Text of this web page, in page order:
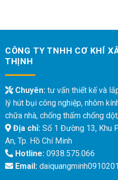
CÔNG TY TNHH CƠ KHÍ
THỊNH
Chuyên:tư vấn thiết kế và
lý hút bụi công nghiệp, nhôm
chữa nhà, chống thấm chống
Địa chỉ:Số 1 Đường 13, Khu
An, Tp. Hồ Chí Minh
Hotline:0938.575.066
Email: